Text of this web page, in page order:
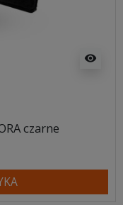
visibility
czarne